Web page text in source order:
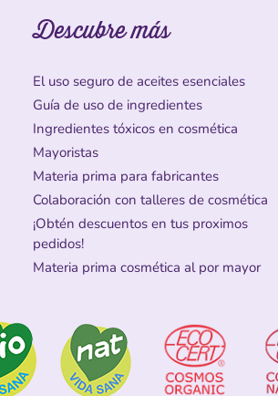
Descubre más
El uso seguro de aceites esenciales
Guía de uso de ingredientes
Ingredientes tóxicos en cosmética
Mayoristas
Materia prima para fabricantes
Colaboración con talleres de cosmética
¡Obtén descuentos en tus proximos
pedidos!
Materia prima cosmética al por mayor